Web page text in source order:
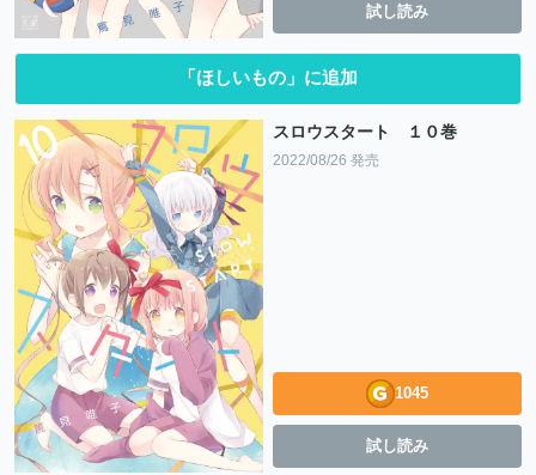
試し読み
「ほしいもの」に追加
スロウスタート １０巻
2022/08/26 発売
1045
試し読み